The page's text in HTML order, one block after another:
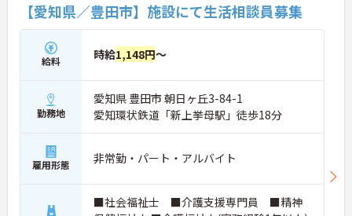
【愛知県／豊田市】施設にて生活相談員募集
給料 時給1,148円～
勤務地
愛知県 豊田市 朝日ヶ丘3-84-1
愛知環状鉄道「新上挙母駅」徒歩18分
雇用形態 非常勤・パート・アルバイト
■社会福祉士 ■介護支援専門員 ■精神